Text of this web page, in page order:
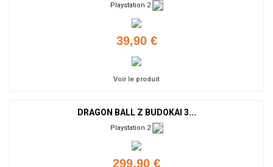
Playstation 2
39,90 €
Voir le produit
DRAGON BALL Z BUDOKAI 3...
Playstation 2
299,90 €